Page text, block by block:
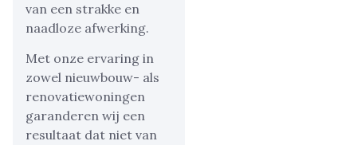
van een strakke en
naadloze afwerking.
Met onze ervaring in
zowel nieuwbouw- als
renovatiewoningen
garanderen wij een
resultaat dat niet van